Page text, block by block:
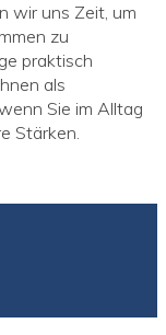
wir uns Zeit, um
zu
praktisch
als
Sie im Alltag
Stärken.